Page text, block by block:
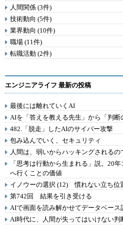
人間関係 (3件)
技術動向 (5件)
業界動向 (10件)
職場 (11件)
転職活動 (2件)
エンジニアライフ 最新の投稿
最後には離れていくAI
AIを「答えを教える先生」から「判断
482.「脱走」したAIのサイバー攻撃
包み込んでいく、セキュリティ
人間は、弱いからハッキングされるの
「思考は行動から生まれる」説。20
へ行くことの価値
イノウーの選択 (12) 慣れない立ち位
第742回 結果を引き受ける
AIで画面を読み解かせてデータベース
AI時代に、人間が失ってはいけない判